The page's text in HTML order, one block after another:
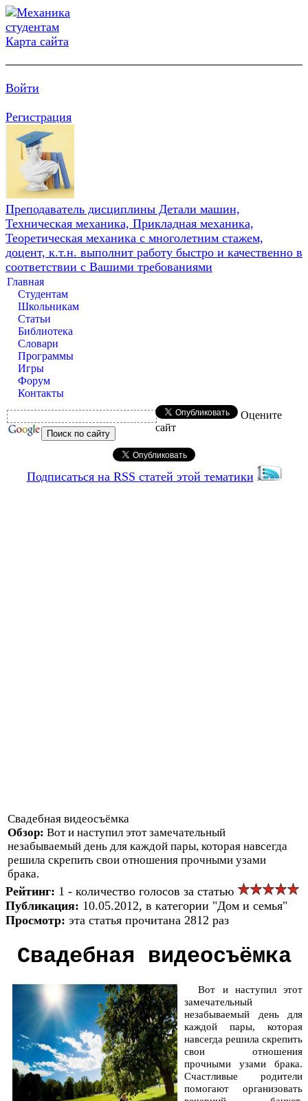
Карта сайта
Войти
Регистрация
Преподаватель дисциплины Детали машин,
Техническая механика, Прикладная механика,
Теоретическая механика с многолетним стажем,
доцент, к.т.н. выполнит работу быстро и качественно в
соответствии с Вашими требованиями
Главная
Студентам
Школьникам
Статьи
Библиотека
Словари
Программы
Игры
Форум
Контакты
Оцените
сайт
Подписаться на RSS статей этой тематики
Свадебная видеосъёмка
Обзор: Вот и наступил этот замечательный
незабываемый день для каждой пары, которая навсегда
решила скрепить свои отношения прочными узами
брака.
Рейтинг: 1 - количество голосов за статью
Публикация: 10.05.2012, в категории "Дом и семья"
Просмотр: эта статья прочитана 2812 раз
Свадебная видеосъёмка
Вот и наступил этот
замечательный
незабываемый день для
каждой пары, которая
навсегда решила скрепить
свои отношения
прочными узами брака.
Счастливые родители
помогают организовать